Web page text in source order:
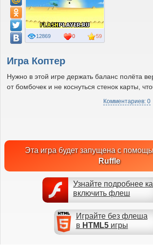
Игра Коптер
Нужно в этой игре держать баланс полёта
от бомбочек и не коснуться стенок карты,
Комментариев: 0
Эта игра будет запущена с
Ruffle
Узнайте подробнее
включить флеш
Играйте без флеша
в HTML5игры
59
12869 0